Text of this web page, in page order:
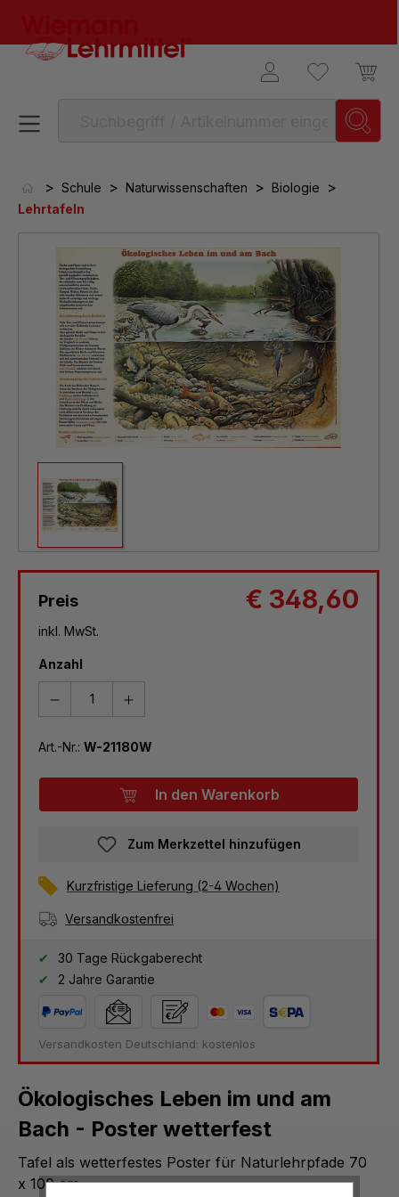
> Schule > Naturwissenschaften > Biologie >
Lehrtafeln
Bildergalerie überspringen
Preis € 348,60
inkl. MwSt.
Anzahl
Art.-Nr.: W-21180W
In den Warenkorb
Zum Merkzettel hinzufügen
Kurzfristige Lieferung (2-4 Wochen)
Versandkostenfrei
30 Tage Rückgaberecht
2 Jahre Garantie
Versandkosten Deutschland: kostenlos
Ökologisches Leben im und am
Bach - Poster wetterfest
Tafel als wetterfestes Poster für Naturlehrpfade 70
x 100 cm.